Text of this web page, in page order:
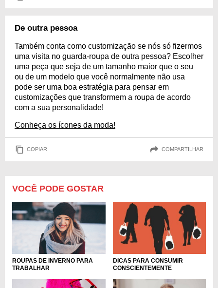
De outra pessoa
Também conta como customização se nós só fizermos
uma visita no guarda-roupa de outra pessoa? Escolher
uma peça que seja de um tamanho maior que o seu
ou de um modelo que você normalmente não usa
pode ser uma boa estratégia para pensar em
customizações que transformem a roupa de acordo
com a sua personalidade!
Conheça os ícones da moda!
COPIAR COMPARTILHAR
VOCÊ PODE GOSTAR
ROUPAS DE INVERNO PARA
TRABALHAR
DICAS PARA CONSUMIR
CONSCIENTEMENTE